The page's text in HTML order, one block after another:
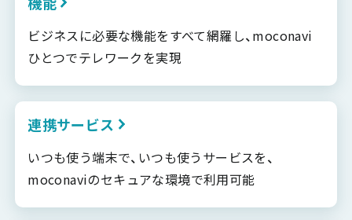
ビジネスに必要な機能をすべて網羅し、moconavi
ひとつでテレワークを実現
連携サービス
いつも使う端末で、いつも使うサービスを、
moconaviのセキュアな環境で利用可能